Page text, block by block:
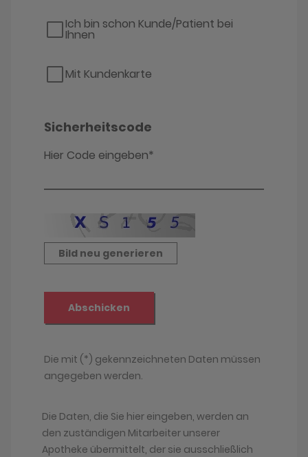
Die Daten, die Sie hier eingeben, werden an
den zuständigen Mitarbeiter unserer
Apotheke übermittelt, der sie ausschließlich